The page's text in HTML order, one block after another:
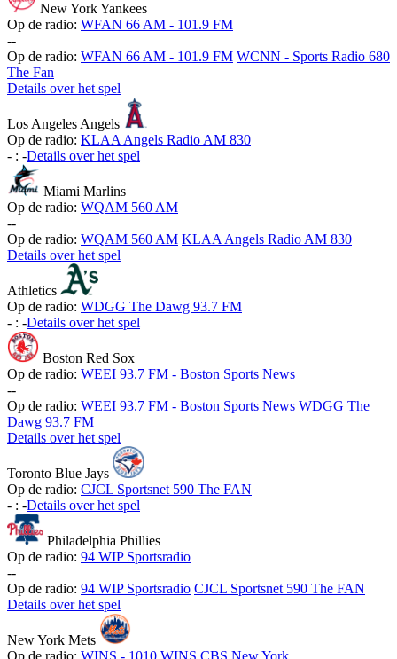
New York Yankees
Op de radio: WFAN 66 AM - 101.9 FM
--
Op de radio: WFAN 66 AM - 101.9 FM WCNN - Sports Radio 680
The Fan
Details over het spel
Los Angeles Angels
Op de radio: KLAA Angels Radio AM 830
- : -Details over het spel
Miami Marlins
Op de radio: WQAM 560 AM
--
Op de radio: WQAM 560 AM KLAA Angels Radio AM 830
Details over het spel
Athletics
Op de radio: WDGG The Dawg 93.7 FM
- : -Details over het spel
Boston Red Sox
Op de radio: WEEI 93.7 FM - Boston Sports News
--
Op de radio: WEEI 93.7 FM - Boston Sports News WDGG The
Dawg 93.7 FM
Details over het spel
Toronto Blue Jays
Op de radio: CJCL Sportsnet 590 The FAN
- : -Details over het spel
Philadelphia Phillies
Op de radio: 94 WIP Sportsradio
--
Op de radio: 94 WIP Sportsradio CJCL Sportsnet 590 The FAN
Details over het spel
New York Mets